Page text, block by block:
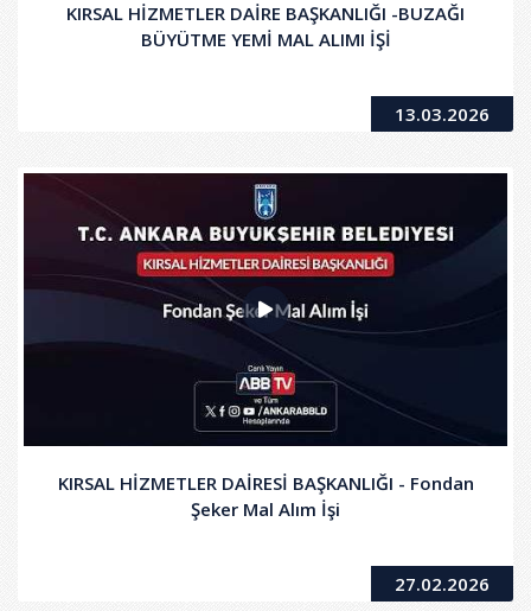
KIRSAL HİZMETLER DAİRE BAŞKANLIĞI -BUZAĞI
BÜYÜTME YEMİ MAL ALIMI İŞİ
13.03.2026
KIRSAL HİZMETLER DAİRESİ BAŞKANLIĞI - Fondan
Şeker Mal Alım İşi
27.02.2026